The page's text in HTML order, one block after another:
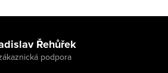
Řehůřek